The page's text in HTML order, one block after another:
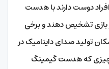
دوست دارند با هدست
تشخیص دهند و برخی
تولید صدای داینامیک در
چیزی که هدست گیمینگ